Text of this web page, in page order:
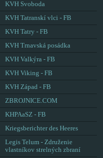
KVH Svoboda
KVH Tatranskí vlci - FB
KVH Tatry - FB
KVH Trnavská posádka
KVH Valkýra - FB
KVH Viking - FB
KVH Západ - FB
ZBROJNICE.COM
KHPAaSZ - FB
Kriegsberichter des Heeres
Legis Telum - Združenie
vlastníkov strelných zbraní